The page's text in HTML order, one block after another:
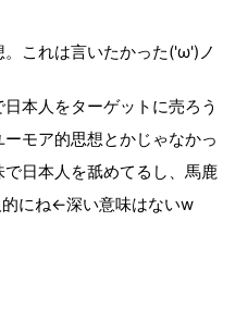
これは言いたかった('ω')ノ
本人をターゲットに売ろう
モア的思想とかじゃなかっ
日本人を舐めてるし、馬鹿
にね←深い意味はないw